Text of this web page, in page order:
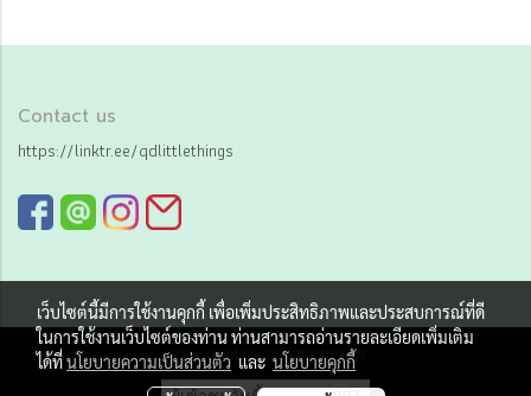
Contact us
https://linktr.ee/qdlittlethings
Copy right by Qd little things
เว็บไซต์นี้มีการใช้งานคุกกี้ เพื่อเพิ่มประสิทธิภาพและประสบการณ์ที่ดี
ในการใช้งานเว็บไซต์ของท่าน ท่านสามารถอ่านรายละเอียดเพิ่มเติม
ได้ที่นโยบายความเป็นส่วนตัว และ นโยบายคุกกี้